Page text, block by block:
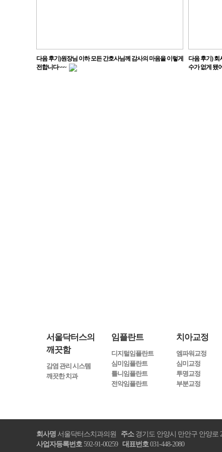
다음 후기)원장님 이하 모든 간호사님께 감사의 마음을 이렇게
전합니다~~~
다음 후기) 회
수가 없게 됐
서울닥터스의
깨끗함
감염 관리 시스템
깨끗한 치과
임플란트
디지털임플란트
심미임플란트
틀니임플란트
전악임플란트
치아교정
엠파워교정
심미교정
투명교정
부분교정
회사명 서울닥터스치과의원 주소경기도 안양시 만안구 안양로
사업자등록번호 592-91-00259 대표번호 031-448-2080